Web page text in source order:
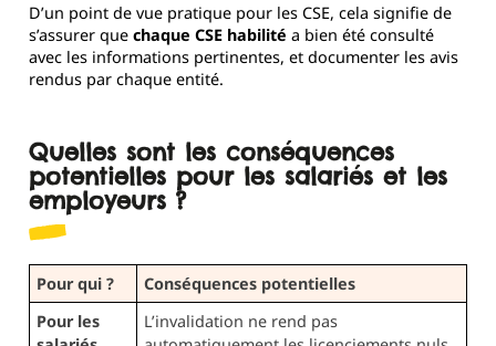
D’un point de vue pratique pour les CSE, cela signifie de
s’assurer que chaque CSE habilité a bien été consulté
avec les informations pertinentes, et documenter les avis
rendus par chaque entité.
Quelles sont les conséquences
potentielles pour les salariés et les
employeurs ?
Pour qui ?
Conséquences potentielles
Pour les
L’invalidation ne rend pas